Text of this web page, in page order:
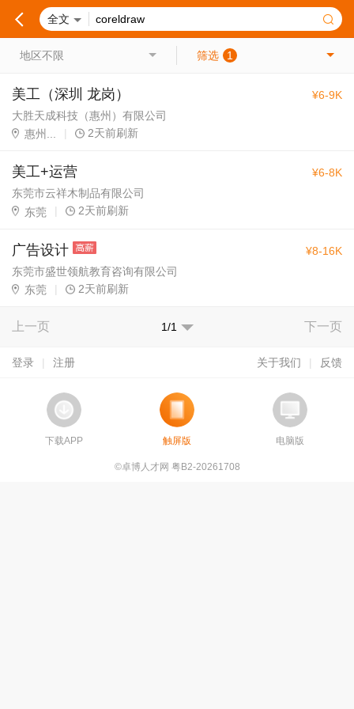
全文
地区不限 筛选 1
美工（深圳 龙岗）
大胜天成科技（惠州）有限公司
惠州...
| 2天前刷新
¥6-9K
美工+运营
东莞市云祥木制品有限公司
东莞
| 2天前刷新
¥6-8K
广告设计
东莞市盛世领航教育咨询有限公司
东莞
| 2天前刷新
¥8-16K
上一页 下一页
1/1
登录 | 注册 关于我们 | 反馈
下载APP 触屏版 电脑版
©卓博人才网 粤B2-20261708